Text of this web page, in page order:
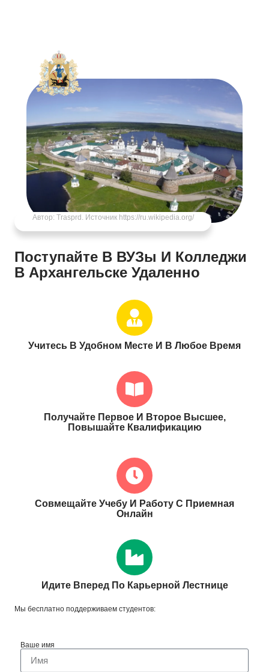
Автор: Trasprd . Источник https://ru.wikipedia.org/
Поступайте В ВУЗы И Колледжи
В Архангельске Удаленно
Учитесь В Удобном Месте И В Любое Время
Получайте Первое И Второе Высшее,
Повышайте Квалификацию
Совмещайте Учебу И Работу С Приемная
Онлайн
Идите Вперед По Карьерной Лестнице
Мы бесплатно поддерживаем студентов:
Ваше имя